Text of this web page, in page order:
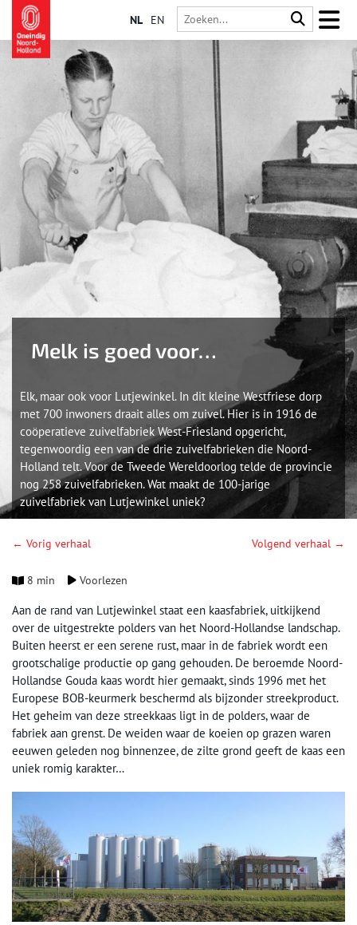
NL EN
Melk is goed voor…
Elk, maar ook voor Lutjewinkel. In dit kleine Westfriese dorp
met 700 inwoners draait alles om zuivel. Hier is in 1916 de
coöperatieve zuivelfabriek West-Friesland opgericht,
tegenwoordig een van de drie zuivelfabrieken die Noord-
Holland telt. Voor de Tweede Wereldoorlog telde de provincie
nog 258 zuivelfabrieken. Wat maakt de 100-jarige
zuivelfabriek van Lutjewinkel uniek?
← Vorig verhaal Volgend verhaal →
8 min Voorlezen
Aan de rand van Lutjewinkel staat een kaasfabriek, uitkijkend
over de uitgestrekte polders van het Noord-Hollandse landschap.
Buiten heerst er een serene rust, maar in de fabriek wordt een
grootschalige productie op gang gehouden. De beroemde Noord-
Hollandse Gouda kaas wordt hier gemaakt, sinds 1996 met het
Europese BOB-keurmerk beschermd als bijzonder streekproduct.
Het geheim van deze streekkaas ligt in de polders, waar de
fabriek aan grenst. De weiden waar de koeien op grazen waren
eeuwen geleden nog binnenzee, de zilte grond geeft de kaas een
uniek romig karakter…